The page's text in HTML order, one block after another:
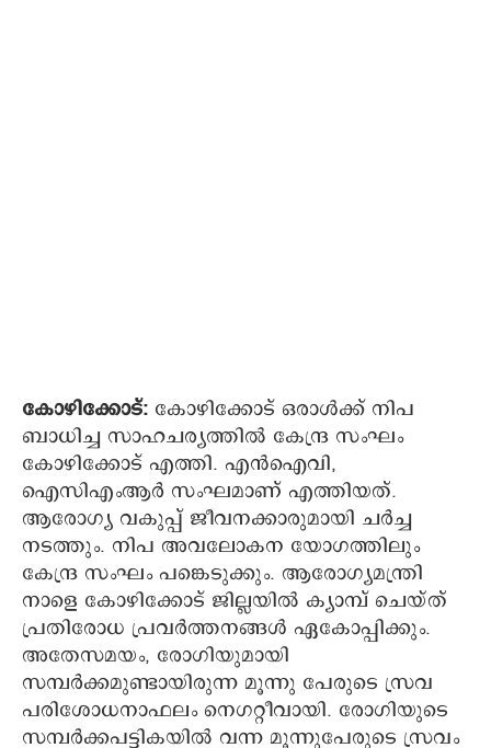
കോഴിക്കോട്: കോഴിക്കോട് ഒരാൾക്ക് നിപ
ബാധിച്ച സാഹചര്യത്തിൽ കേന്ദ്ര സംഘം
കോഴിക്കോട് എത്തി. എൻഐവി,
ഐസിഎംആർ സംഘമാണ് എത്തിയത്.
ആരോഗ്യ വകുപ്പ് ജീവനക്കാരുമായി ചർച്ച
നടത്തും. നിപ അവലോകന യോഗത്തിലും
കേന്ദ്ര സംഘം പങ്കെടുക്കും. ആരോഗ്യമന്ത്രി
നാളെ കോഴിക്കോട് ജില്ലയിൽ ക്യാമ്പ് ചെയ്ത്
പ്രതിരോധ പ്രവർത്തനങ്ങൾ ഏകോപ്പിക്കും.
അതേസമയം, രോ​ഗിയുമായി
സമ്പർക്കമുണ്ടായിരുന്ന മൂന്നു പേരുടെ സ്രവ
പരിശോധനാഫലം നെഗറ്റീവായി. രോഗിയുടെ
സമ്പർക്കപട്ടികയിൽ വന്ന മൂന്നുപേരുടെ സ്രവം